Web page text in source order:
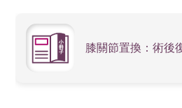
膝關節置換：術後